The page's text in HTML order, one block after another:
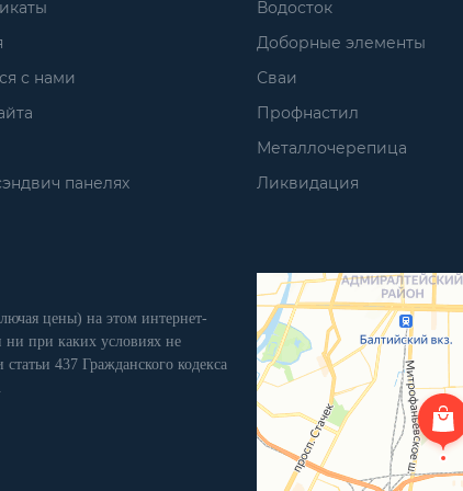
с нами
панелях
Водосток
Доборные элементы
Сваи
Профнастил
Металлочерепица
Ликвидация
цены) на этом интернет-
ни при каких условиях не
437 Гражданского кодекса